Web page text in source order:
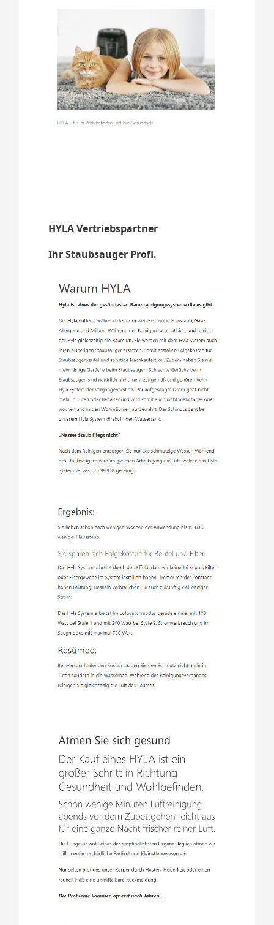
HYLA Vertriebspartner
Ihr Staubsauger Profi.